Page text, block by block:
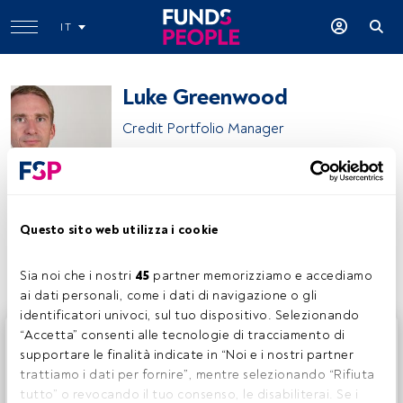
Questo sito web utilizza i cookie
Sia noi che i nostri 45 partner memorizziamo e accediamo
ai dati personali, come i dati di navigazione o gli
identificatori univoci, sul tuo dispositivo. Selezionando
“Accetta” consenti alle tecnologie di tracciamento di
supportare le finalità indicate in “Noi e i nostri partner
trattiamo i dati per fornire”, mentre selezionando “Rifiuta
tutto” o revocando il tuo consenso, le disabiliterai. Se i
IT
Luke Greenwood
Credit Portfolio Manager
Condividi:
Questo è un articolo riservato agli utenti FundsPeople. Se
sei già registrato, accedi tramite il pulsante Login. Se non
hai ancora un account, ti invitiamo a registrarti per scoprire
tutti i contenuti che FundsPeople ha da offrire.